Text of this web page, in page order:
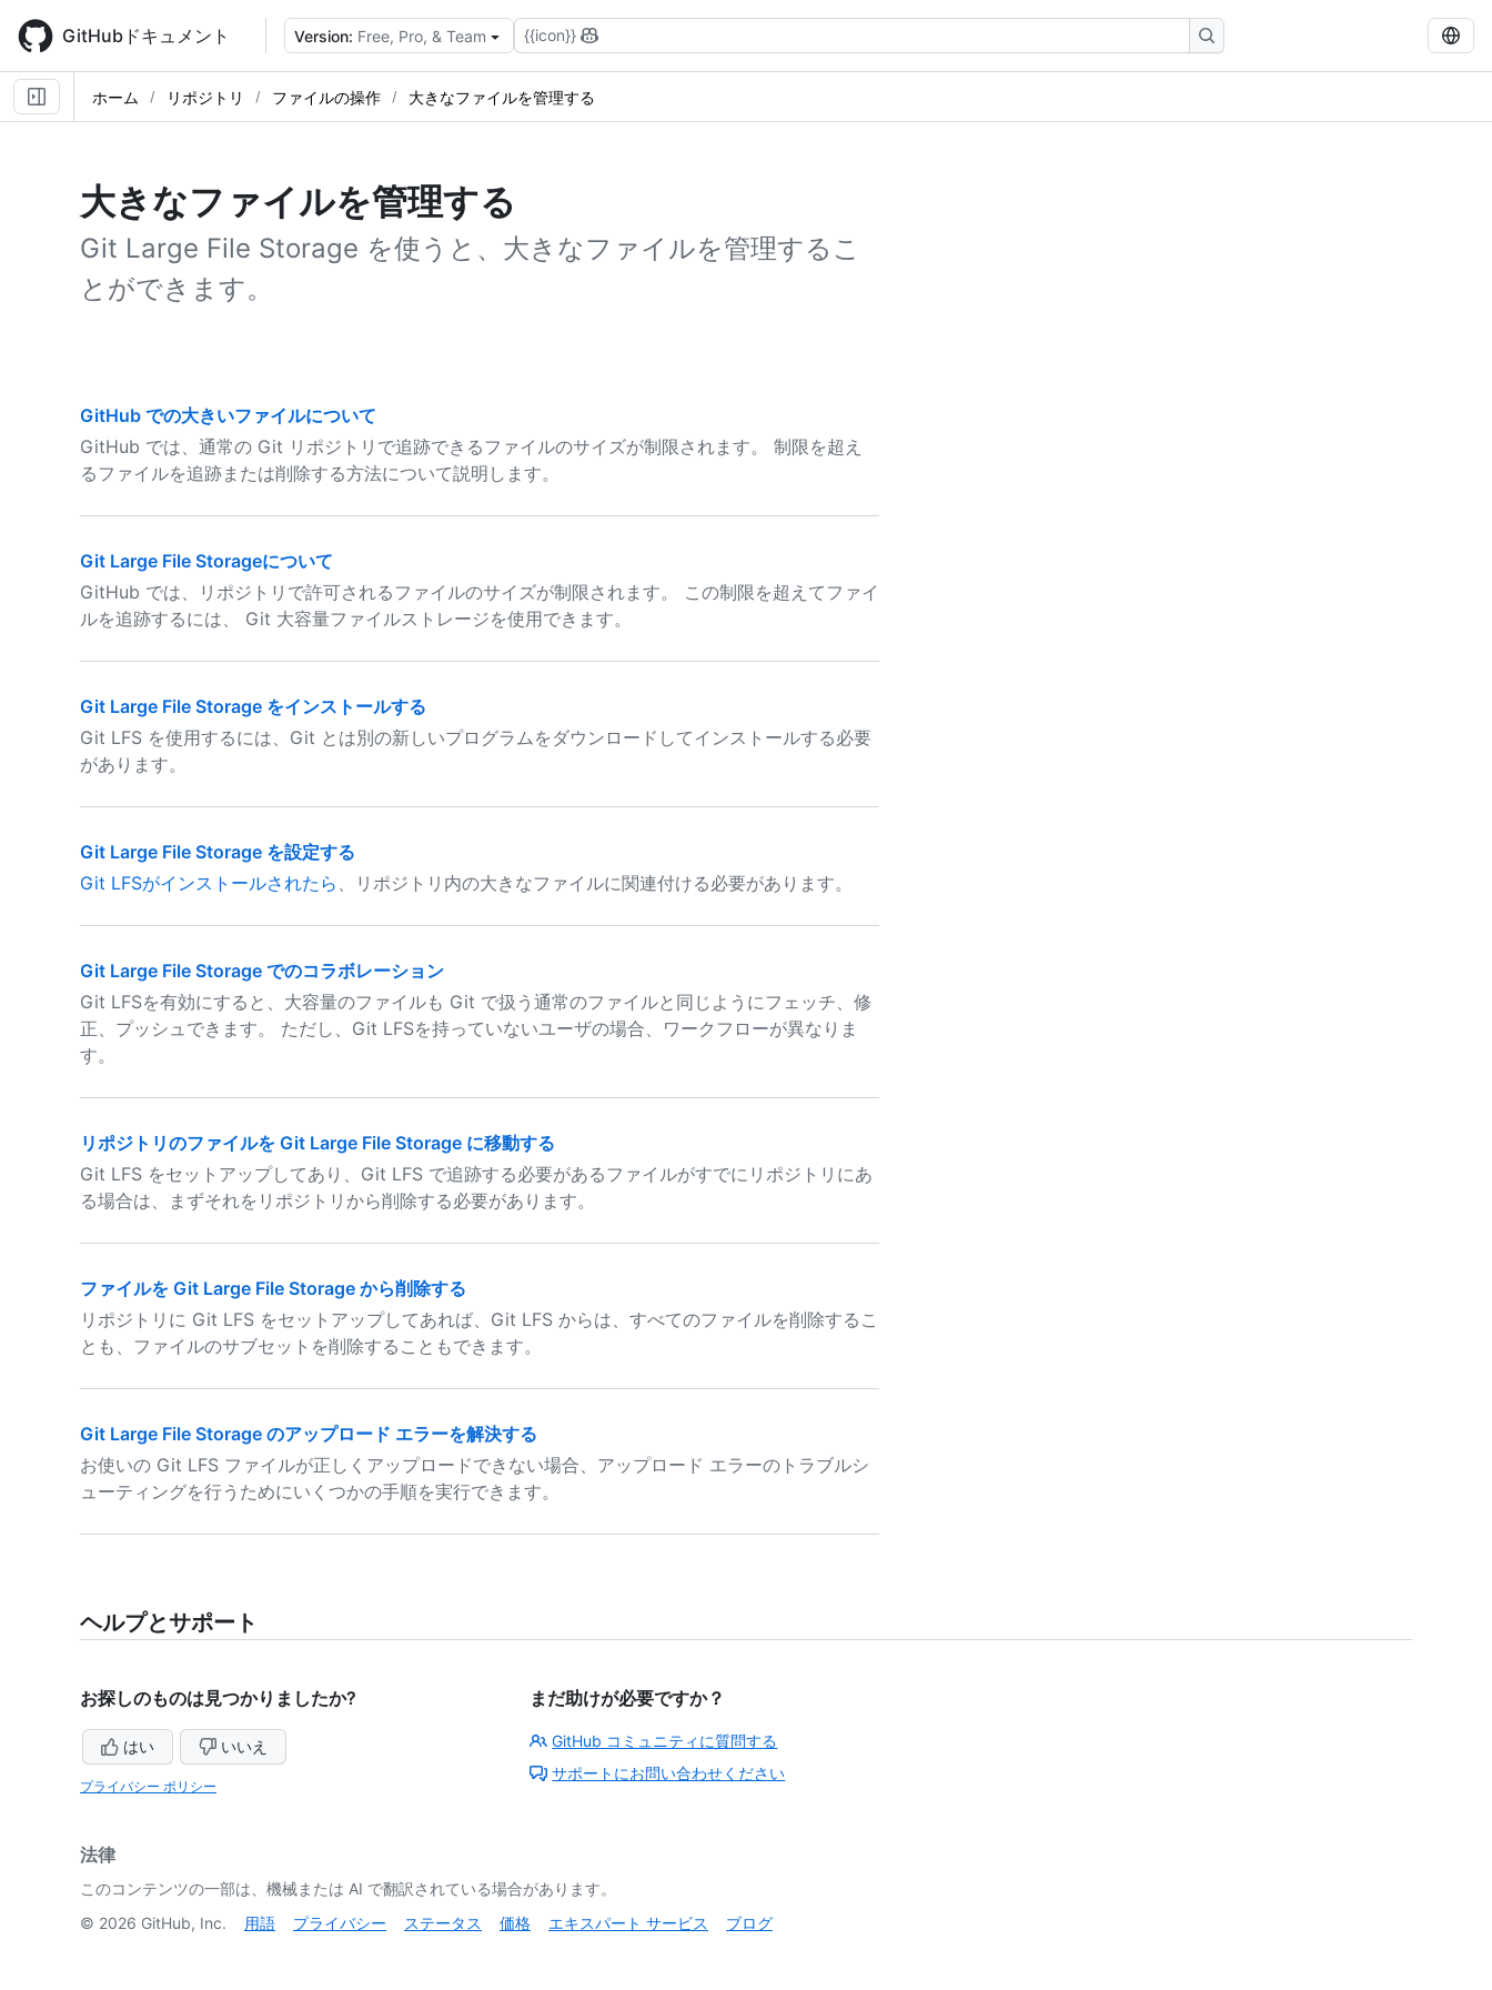
main
content
GitHubドキュメント Version: Free, Pro, & Team {{icon}}
ホーム リポジトリ ファイルの操作 大きなファイルを管理する
大きなファイルを管理する
Git Large File Storage を使うと、大きなファイルを管理するこ
とができます。
GitHub での大きいファイルについて
GitHub では、通常の Git リポジトリで追跡できるファイルのサイズが制限されます。 制限を超え
るファイルを追跡または削除する方法について説明します。
Git Large File Storageについて
GitHub では、リポジトリで許可されるファイルのサイズが制限されます。 この制限を超えてファイ
ルを追跡するには、 Git 大容量ファイルストレージを使用できます。
Git Large File Storage をインストールする
Git LFS を使用するには、Git とは別の新しいプログラムをダウンロードしてインストールする必要
があります。
Git Large File Storage を設定する
Git LFSがインストールされたら 、リポジトリ内の大きなファイルに関連付ける必要があります。
Git Large File Storage でのコラボレーション
Git LFSを有効にすると、大容量のファイルも Git で扱う通常のファイルと同じようにフェッチ、修
正、プッシュできます。 ただし、Git LFSを持っていないユーザの場合、ワークフローが異なりま
す。
リポジトリのファイルを Git Large File Storage に移動する
Git LFS をセットアップしてあり、Git LFS で追跡する必要があるファイルがすでにリポジトリにあ
る場合は、まずそれをリポジトリから削除する必要があります。
ファイルを Git Large File Storage から削除する
リポジトリに Git LFS をセットアップしてあれば、Git LFS からは、すべてのファイルを削除するこ
とも、ファイルのサブセットを削除することもできます。
Git Large File Storage のアップロード エラーを解決する
お使いの Git LFS ファイルが正しくアップロードできない場合、アップロード エラーのトラブルシ
ューティングを行うためにいくつかの手順を実行できます。
ヘルプとサポート
お探しのものは見つかりましたか?
はい いいえ
プライバシー ポリシー
まだ助けが必要ですか？
GitHub コミュニティに質問する
サポートにお問い合わせください
法律
このコンテンツの一部は、機械または AI で翻訳されている場合があります。
© 2026 GitHub, Inc. 用語 プライバシー ステータス 価格 エキスパート サービス ブログ